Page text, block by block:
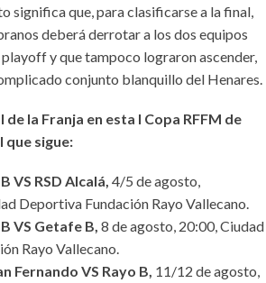
significa que, para clasificarse a la final,
deberá derrotar a los dos equipos
y que tampoco lograron ascender,
conjunto blanquillo del Henares.
la Franja en esta I Copa RFFM de
que sigue:
VS RSD Alcalá, 4/5 de agosto,
Deportiva Fundación Rayo Vallecano.
VS Getafe B, 8 de agosto, 20:00, Ciudad
Rayo Vallecano.
Fernando VS Rayo B, 11/12 de agosto,